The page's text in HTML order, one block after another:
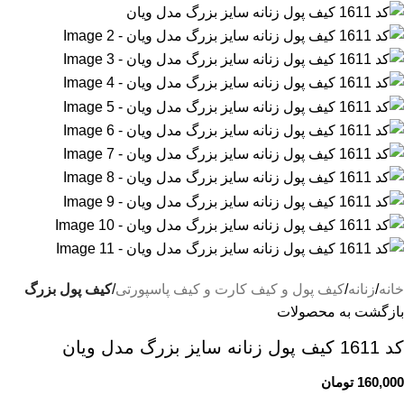
خانه زنانه کیف پول و کیف کارت و کیف پاسپورتی کیف پول بزرگ
بازگشت به محصولات
کد 1611 کیف پول زنانه سایز بزرگ مدل ویان
160,000 تومان